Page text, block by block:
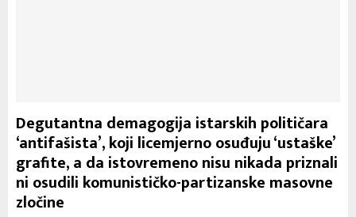
Degutantna demagogija istarskih političara
‘antifašista’, koji licemjerno osuđuju ‘ustaške’
grafite, a da istovremeno nisu nikada priznali
ni osudili komunističko-partizanske masovne
zločine